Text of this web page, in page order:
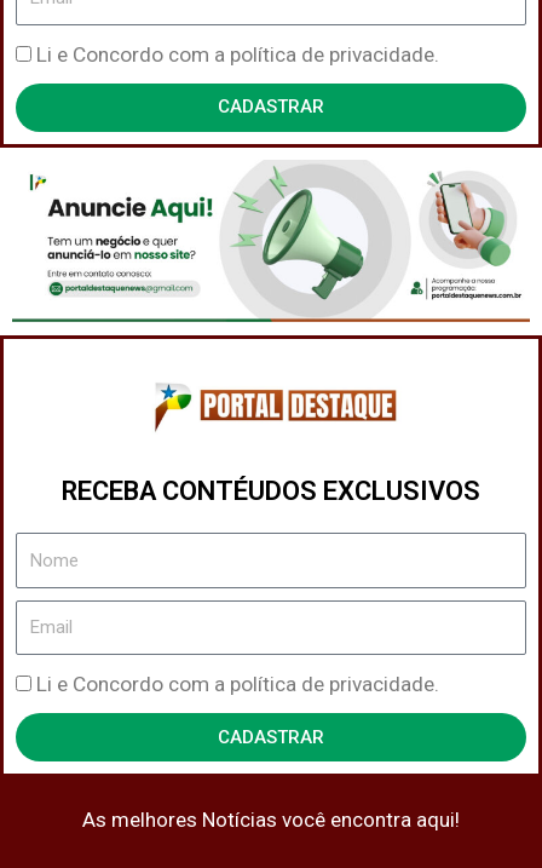
Política
de
Privacidade
Li e Concordo com a política de privacidade.
CADASTRAR
RECEBA CONTÉUDOS EXCLUSIVOS
Nome
Email
Política
de
Privacidade
Li e Concordo com a política de privacidade.
CADASTRAR
As melhores Notícias você encontra aqui!